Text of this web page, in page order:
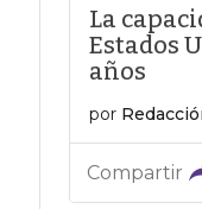
La
Estados
años
por
Compartir